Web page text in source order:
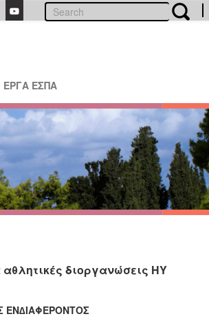
ΕΡΓΑ ΕΣΠΑ
διοργανώσεις HY
ΕΝ∆ΙΑΦΕΡΟΝΤΟΣ